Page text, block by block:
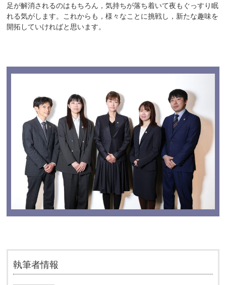
足が解消されるのはもちろん，気持ちが落ち着いて夜もぐっすり眠
れる気がします。これからも，様々なことに挑戦し，新たな趣味を
開拓していければと思います。
執筆者情報